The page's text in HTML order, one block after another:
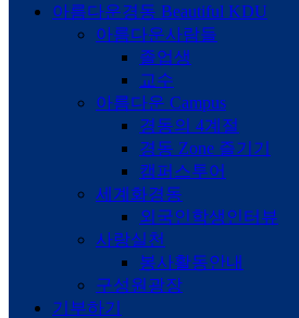
아름다운경동 Beautiful KDU
아름다운사람들
졸업생
교수
아름다운 Campus
경동의 4계절
경동 Zone 즐기기
캠퍼스투어
세계화경동
외국인학생인터뷰
사랑실천
봉사활동안내
구성원광장
기부하기